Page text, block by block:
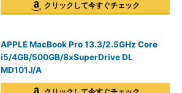
クリックして今すぐチェック
APPLE MacBook Pro 13.3/2.5GHz Core
i5/4GB/500GB/8xSuperDrive DL
MD101J/A